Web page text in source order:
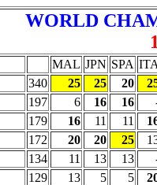
WORLD
MAL JPN SPA
340 25 25 20
197 6 16 16
179 16 11 11
172 20 20 25
134 11 13 13
129 13 5 5